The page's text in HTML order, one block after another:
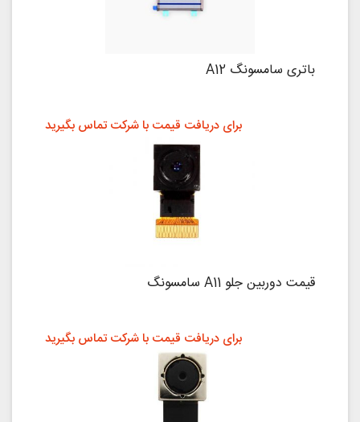
باتری سامسونگ A12
قیمت دوربین جلو A11 سامسونگ
برای دریافت قیمت با شرکت تماس بگیرید
برای دریافت قیمت با شرکت تماس بگیرید